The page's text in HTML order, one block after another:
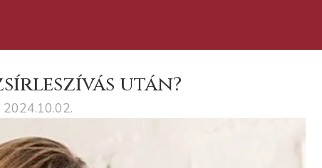
után?
2024.10.02.